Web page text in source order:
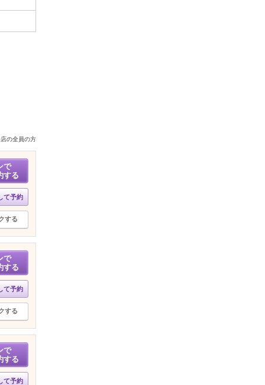
の全員の方
で
する
て予約
する
で
する
て予約
する
で
する
て予約